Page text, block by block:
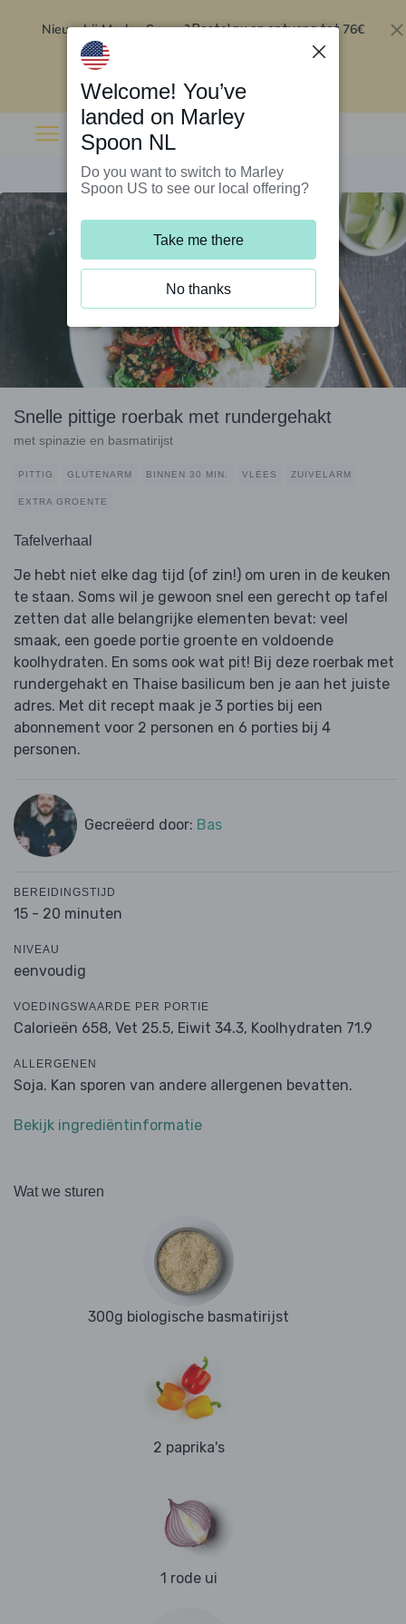
Nieuw bij Marley Spoon?Bestel nu en ontvang tot 76€
Snelle pittige roerbak met rundergehakt
met spinazie en basmatirijst
PITTIG GLUTENARM BINNEN 30 MIN. VLEES ZUIVELARM
EXTRA GROENTE
Tafelverhaal
Je hebt niet elke dag tijd (of zin!) om uren in de keuken
te staan. Soms wil je gewoon snel een gerecht op tafel
zetten dat alle belangrijke elementen bevat: veel
smaak, een goede portie groente en voldoende
koolhydraten. En soms ook wat pit! Bij deze roerbak met
rundergehakt en Thaise basilicum ben je aan het juiste
adres. Met dit recept maak je 3 porties bij een
abonnement voor 2 personen en 6 porties bij 4
personen.
Gecreëerd door: Bas
BEREIDINGSTIJD
15 - 20 minuten
NIVEAU
eenvoudig
VOEDINGSWAARDE PER PORTIE
Calorieën 658, Vet 25.5, Eiwit 34.3, Koolhydraten 71.9
ALLERGENEN
Soja. Kan sporen van andere allergenen bevatten.
Bekijk ingrediëntinformatie
Wat we sturen
300g biologische basmatirijst
2 paprika's
1 rode ui
Welcome! You’ve
landed on Marley
Spoon NL
Do you want to switch to Marley
Spoon US to see our local offering?
Take me there
No thanks